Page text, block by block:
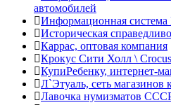
автомобилей
Информационная
Историческая
Каррас, оптовая компания
Крокус Сити Холл \
КупиРебенку, интернет-
Л`Этуаль, сеть
Лавочка нумизматов